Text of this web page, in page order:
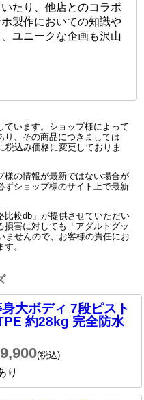
たり、他店とのコラボ
製作においての知識や
ユニークな企画も沢山
います。ショップ様によって
り、その商品につきましては
税込み価格に変更しておりま
の情報が最新ではない場合が
ずショップ様のサイト上で最新
較db」が提供させていただい
害に対しても「アダルトグッ
ませんので、お客様の責任にお
。
大ボディ 7段ピスト
約28kg 完全防水
(税込)
り